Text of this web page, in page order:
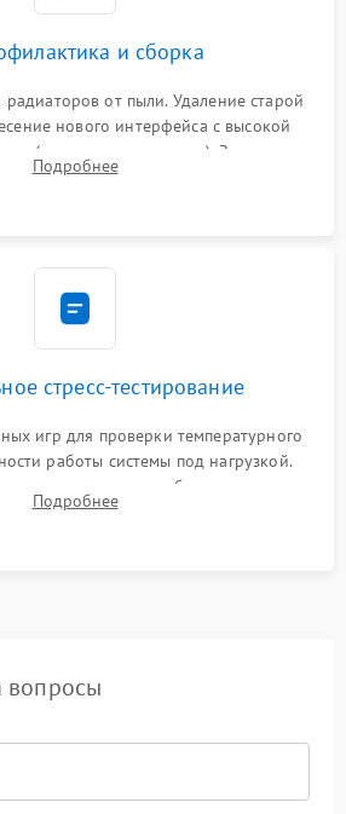
и сборка
радиаторов от пыли. Удаление старой
нового интерфейса с высокой
(или жидкого металла). Замена
сборка консоли и подключение
Подробнее
стресс-тестирование
игр для проверки температурного
работы системы под нагрузкой.
синхронизации беспроводных
в сеть и выдачи изображения без
Подробнее
вопросы